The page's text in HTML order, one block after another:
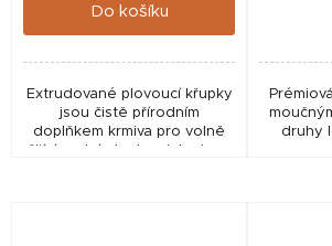
Do košíku
Extrudované plovoucí křupky
jsou čistě přírodním
doplňkem krmiva pro volně
druhy